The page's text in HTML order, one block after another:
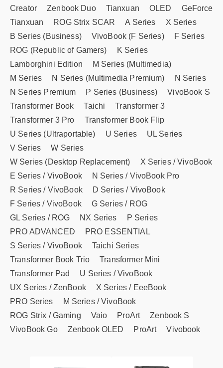
Creator
Zenbook Duo Tianxuan OLED
GeForce
Tianxuan
ROG Strix SCAR A Series
X Series
B Series (Business)
VivoBook (F Series)
F Series
ROG (Republic of Gamers)
K Series
Lamborghini Edition
M Series (Multimedia)
M Series
N Series (Multimedia Premium)
N Series
N Series Premium
P Series (Business)
VivoBook S
Transformer Book
Taichi
Transformer 3
Transformer 3 Pro
Transformer Book Flip
U Series (Ultraportable)
U Series
UL Series
V Series
W Series
W Series (Desktop Replacement)
X Series / VivoBook
E Series / VivoBook
N Series / VivoBook Pro
R Series / VivoBook
D Series / VivoBook
F Series / VivoBook
G Series / ROG
GL Series / ROG
NX Series
P Series
PRO ADVANCED
PRO ESSENTIAL
S Series / VivoBook
Taichi Series
Transformer Book Trio
Transformer Mini
Transformer Pad
U Series / VivoBook
UX Series / ZenBook
X Series / EeeBook
PRO Series
M Series / VivoBook
ROG Strix / Gaming
Vaio ProArt
Zenbook S
VivoBook Go
Zenbook OLED ProArt Vivobook